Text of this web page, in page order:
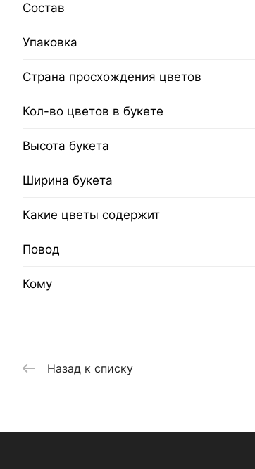
Состав
Упаковка
Страна просхождения цветов
Кол-во цветов в букете
Высота букета
Ширина букета
Какие цветы содержит
Повод
Кому
Назад к списку